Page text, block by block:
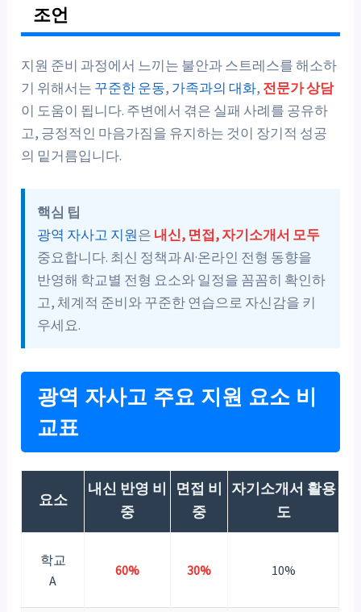
조언
지원 준비 과정에서 느끼는 불안과 스트레스를 해소하
기 위해서는 꾸준한 운동, 가족과의 대화, 전문가 상담
이 도움이 됩니다. 주변에서 겪은 실패 사례를 공유하
고, 긍정적인 마음가짐을 유지하는 것이 장기적 성공
의 밑거름입니다.
핵심 팁
광역 자사고 지원은 내신, 면접, 자기소개서 모두
중요합니다. 최신 정책과 AI·온라인 전형 동향을
반영해 학교별 전형 요소와 일정을 꼼꼼히 확인하
고, 체계적 준비와 꾸준한 연습으로 자신감을 키
우세요.
광역 자사고 주요 지원 요소 비
교표
요소
내신 반영 비
중
면접 비
중
자기소개서 활용
도
학교
A
60% 30% 10%